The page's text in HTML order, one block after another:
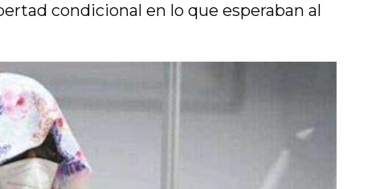
condicional en lo que esperaban al